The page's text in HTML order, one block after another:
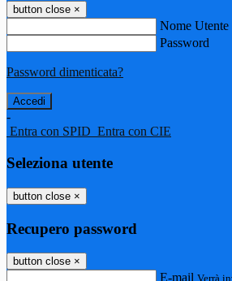
button close ×
Nome Utente
Password
Password dimenticata?
-
Entra con SPID Entra con CIE
Seleziona utente
button close ×
Recupero password
button close ×
E-mail Verrà